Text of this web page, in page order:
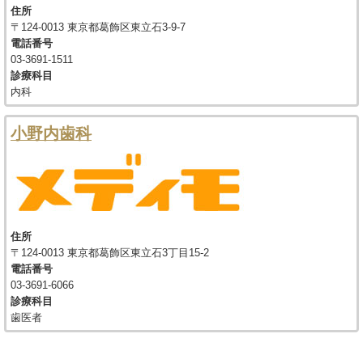
住所
〒124-0013 東京都葛飾区東立石3-9-7
電話番号
03-3691-1511
診療科目
内科
小野内歯科
住所
〒124-0013 東京都葛飾区東立石3丁目15-2
電話番号
03-3691-6066
診療科目
歯医者